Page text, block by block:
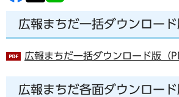
広報まちだ一括ダウンロー
広報まちだ一括ダウンロード版（
広報まちだ各面ダウンロー